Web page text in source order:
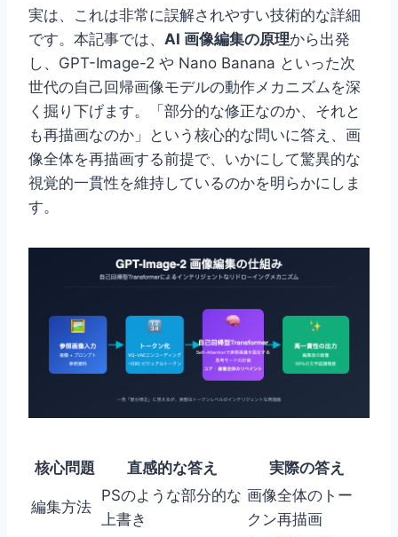
実は、これは非常に誤解されやすい技術的な詳細
です。本記事では、 AI 画像編集の原理から出発
し、GPT-Image-2 や Nano Banana といった次
世代の自己回帰画像モデルの動作メカニズムを深
く掘り下げます。「部分的な修正なのか、それと
も再描画なのか」という核心的な問いに答え、画
像全体を再描画する前提で、いかにして驚異的な
視覚的一貫性を維持しているのかを明らかにしま
す。
核心問題 直感的な答え 実際の答え
編集方法
PSのような部分的な
上書き
画像全体のトー
クン再描画